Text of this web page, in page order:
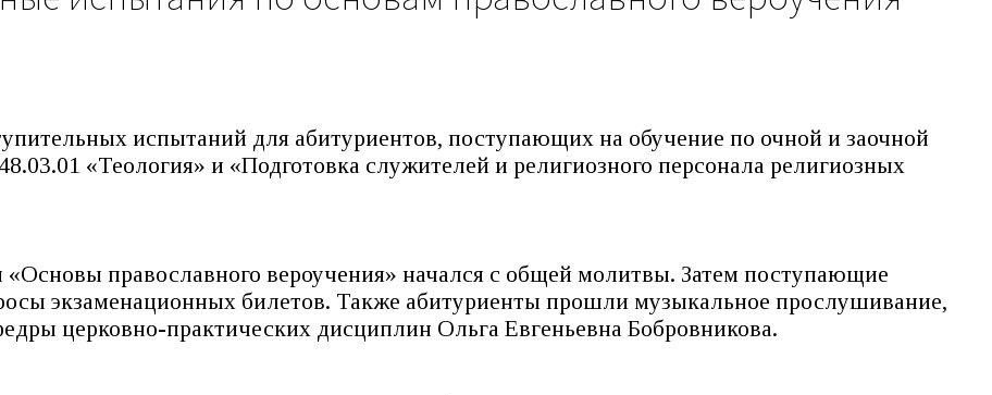
испытаний для абитуриентов, поступающих на обучение по очной и заочной
«Теология» и «Подготовка служителей и религиозного персонала религиозных
православного вероучения» начался с общей молитвы. Затем поступающие
экзаменационных билетов. Также абитуриенты прошли музыкальное прослушивание,
церковно-практических дисциплин Ольга Евгеньевна Бобровникова.